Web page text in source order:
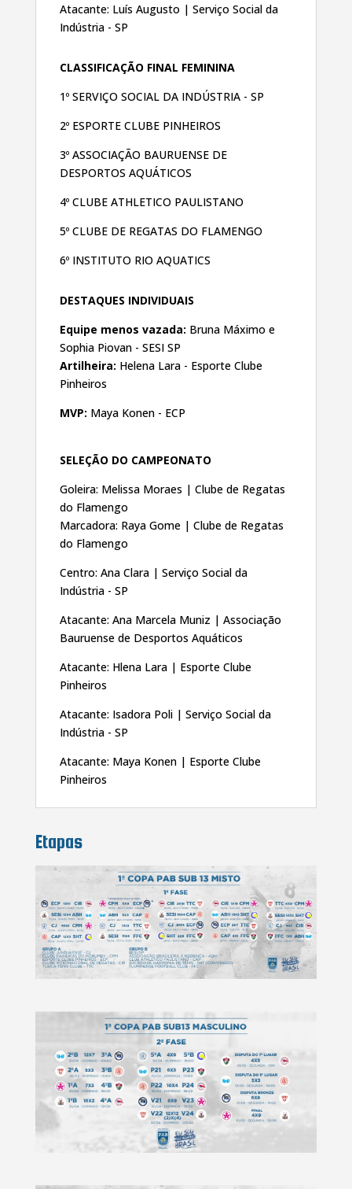
Atacante: Luís Augusto | Serviço Social da
Indústria - SP
CLASSIFICAÇÃO FINAL FEMININA
1º SERVIÇO SOCIAL DA INDÚSTRIA - SP
2º ESPORTE CLUBE PINHEIROS
3º ASSOCIAÇÃO BAURUENSE DE
DESPORTOS AQUÁTICOS
4º CLUBE ATHLETICO PAULISTANO
5º CLUBE DE REGATAS DO FLAMENGO
6º INSTITUTO RIO AQUATICS
DESTAQUES INDIVIDUAIS
Equipe menos vazada: Bruna Máximo e
Sophia Piovan - SESI SP
Artilheira: Helena Lara - Esporte Clube
Pinheiros
MVP: Maya Konen - ECP
SELEÇÃO DO CAMPEONATO
Goleira: Melissa Moraes | Clube de Regatas
do Flamengo
Marcadora: Raya Gome | Clube de Regatas
do Flamengo
Centro: Ana Clara | Serviço Social da
Indústria - SP
Atacante: Ana Marcela Muniz | Associação
Bauruense de Desportos Aquáticos
Atacante: Hlena Lara | Esporte Clube
Pinheiros
Atacante: Isadora Poli | Serviço Social da
Indústria - SP
Atacante: Maya Konen | Esporte Clube
Pinheiros
Etapas